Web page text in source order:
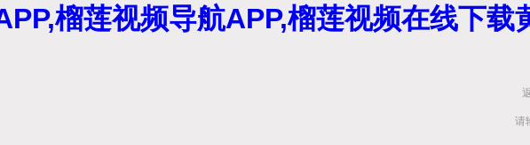
榴莲视频导航APP,榴莲视频在线下